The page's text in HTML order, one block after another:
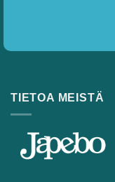
TIETOA MEISTÄ